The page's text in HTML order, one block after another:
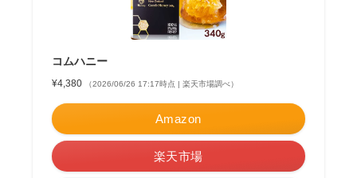
コムハニー
¥4,380 （2026/06/26 17:17時点 | 楽天市場調べ）
Amazon
楽天市場